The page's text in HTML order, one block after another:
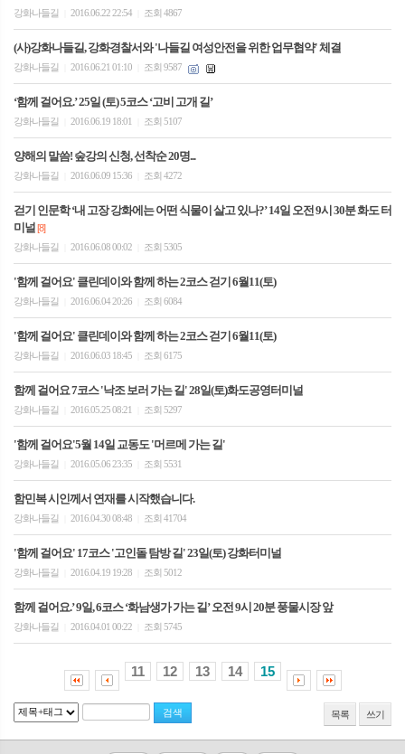
강화나들길 2016.06.22 22:54 조회 4867
(사)강화나들길, 강화경찰서와 '나들길 여성안전을 위한 업무협약' 체결
강화나들길 2016.06.21 01:10 조회 9587
‘함께 걸어요.’ 25일 (토) 5코스 ‘고비 고개 길’
강화나들길 2016.06.19 18:01 조회 5107
양해의 말씀! 숲강의 신청, 선착순 20명...
강화나들길 2016.06.09 15:36 조회 4272
걷기 인문학 ‘내 고장 강화에는 어떤 식물이 살고 있나?’ 14일 오전 9시 30분 화도 터
미널[8]
강화나들길
2016.06.08 00:02 조회 5305
'함께 걸어요' 클린데이와 함께 하는 2코스 걷기 6월11(토)
강화나들길 2016.06.04 20:26 조회 6084
'함께 걸어요' 클린데이와 함께 하는 2코스 걷기 6월11(토)
강화나들길 2016.06.03 18:45 조회 6175
함께 걸어요 7코스 '낙조 보러 가는 길' 28일(토)화도공영터미널
강화나들길 2016.05.25 08:21 조회 5297
'함께 걸어요'5월 14일 교동도 '머르메 가는 길'
강화나들길 2016.05.06 23:35 조회 5531
함민복 시인께서 연재를 시작했습니다.
강화나들길 2016.04.30 08:48 조회 41704
'함께 걸어요' 17코스 '고인돌 탐방 길' 23일(토) 강화터미널
강화나들길 2016.04.19 19:28 조회 5012
함께 걸어요.’ 9일, 6코스 ‘화남생가 가는 길’ 오전 9시 20분 풍물시장 앞
강화나들길 2016.04.01 00:22 조회 5745
11 12 13 14 15
목록 쓰기